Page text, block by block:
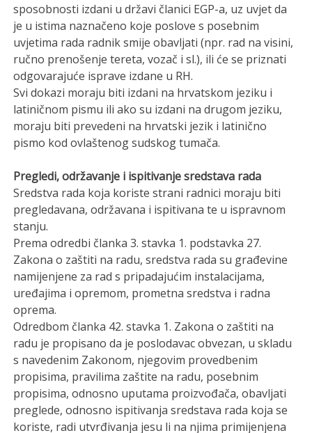
sposobnosti izdani u državi članici EGP-a, uz uvjet da
je u istima naznačeno koje poslove s posebnim
uvjetima rada radnik smije obavljati (npr. rad na visini,
ručno prenošenje tereta, vozač i sl.), ili će se priznati
odgovarajuće isprave izdane u RH.
Svi dokazi moraju biti izdani na hrvatskom jeziku i
latiničnom pismu ili ako su izdani na drugom jeziku,
moraju biti prevedeni na hrvatski jezik i latinično
pismo kod ovlaštenog sudskog tumača.
Pregledi, održavanje i ispitivanje sredstava rada
Sredstva rada koja koriste strani radnici moraju biti
pregledavana, održavana i ispitivana te u ispravnom
stanju.
Prema odredbi članka 3. stavka 1. podstavka 27.
Zakona o zaštiti na radu, sredstva rada su građevine
namijenjene za rad s pripadajućim instalacijama,
uređajima i opremom, prometna sredstva i radna
oprema.
Odredbom članka 42. stavka 1. Zakona o zaštiti na
radu je propisano da je poslodavac obvezan, u skladu
s navedenim Zakonom, njegovim provedbenim
propisima, pravilima zaštite na radu, posebnim
propisima, odnosno uputama proizvođača, obavljati
preglede, odnosno ispitivanja sredstava rada koja se
koriste, radi utvrđivanja jesu li na njima primijenjena